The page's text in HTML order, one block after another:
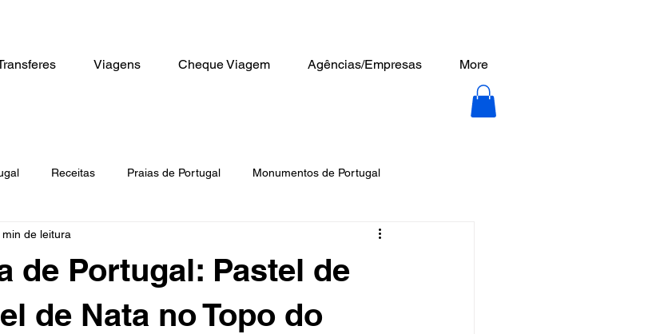
Viagens Cheque Viagem Agências/Empresas More
Receitas Praias de Portugal Monumentos de Portugal
Tours
de Portugal: Pastel de
de Nata no Topo do
min de leitura